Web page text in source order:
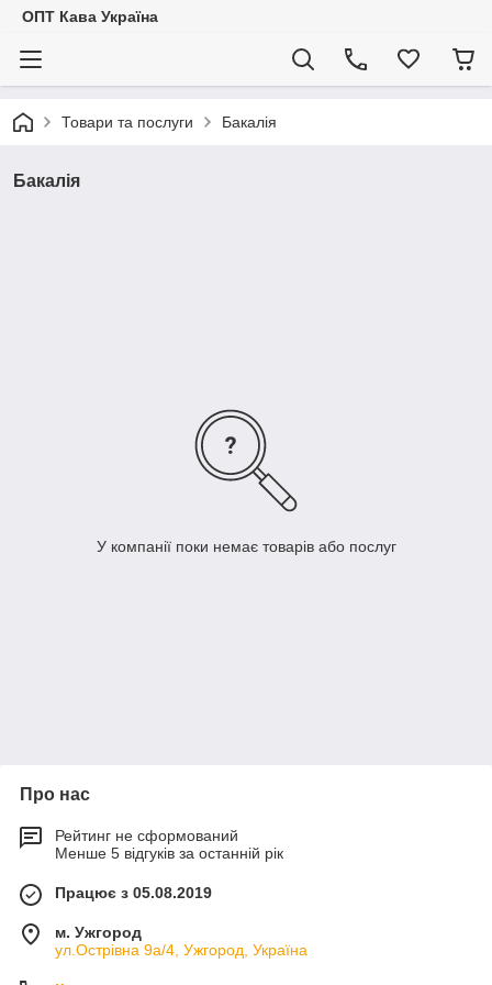
ОПТ Кава Україна
Товари та послуги Бакалія
Бакалія
У компанії поки немає товарів або послуг
Про нас
Рейтинг не сформований
Менше 5 відгуків за останній рік
Працює з 05.08.2019
м. Ужгород
ул.Острівна 9а/4, Ужгород, Україна